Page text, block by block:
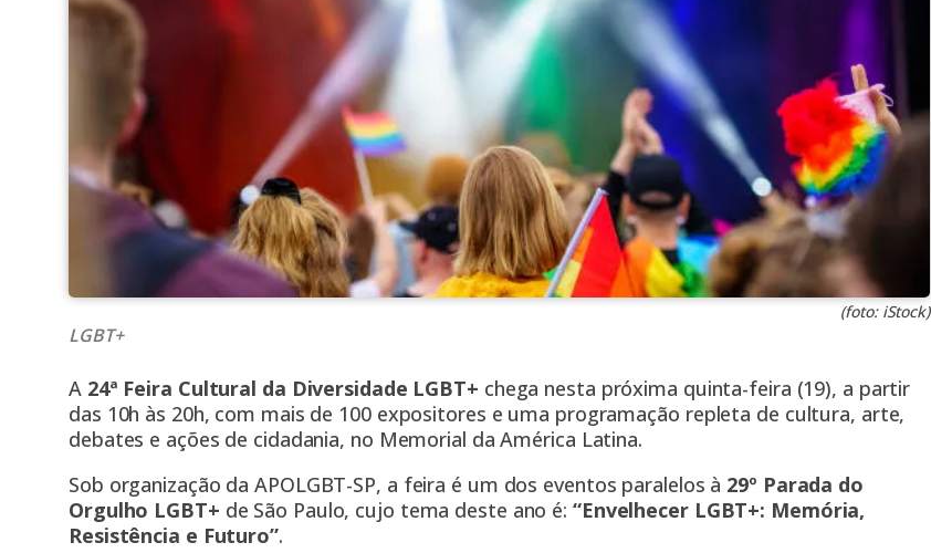
(foto: iStock)
LGBT+
A 24ª Feira Cultural da Diversidade LGBT+ chega nesta próxima quinta-feira (19), a partir
das 10h às 20h, com mais de 100 expositores e uma programação repleta de cultura, arte,
debates e ações de cidadania, no Memorial da América Latina.
Sob organização da APOLGBT-SP, a feira é um dos eventos paralelos à 29º Parada do
Orgulho LGBT+ de São Paulo, cujo tema deste ano é: “Envelhecer LGBT+: Memória,
Resistência e Futuro”.